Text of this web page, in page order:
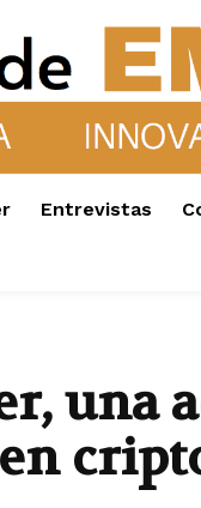
Entrevistas
una